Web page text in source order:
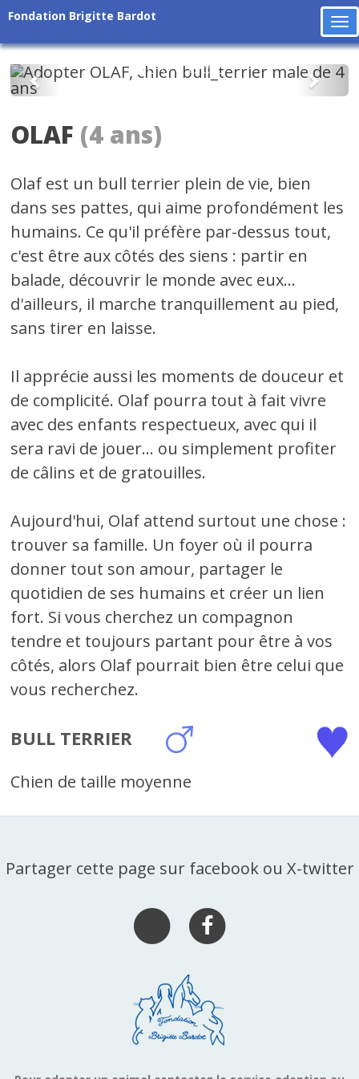
Fondation Brigitte Bardot
Précédent
OLAF (4 ans)
Olaf est un bull terrier plein de vie, bien
dans ses pattes, qui aime profondément les
humains. Ce qu'il préfère par-dessus tout,
c'est être aux côtés des siens : partir en
balade, découvrir le monde avec eux...
d'ailleurs, il marche tranquillement au pied,
sans tirer en laisse.
Il apprécie aussi les moments de douceur et
de complicité. Olaf pourra tout à fait vivre
avec des enfants respectueux, avec qui il
sera ravi de jouer... ou simplement profiter
de câlins et de gratouilles.
Aujourd'hui, Olaf attend surtout une chose :
trouver sa famille. Un foyer où il pourra
donner tout son amour, partager le
quotidien de ses humains et créer un lien
fort. Si vous cherchez un compagnon
tendre et toujours partant pour être à vos
côtés, alors Olaf pourrait bien être celui que
vous recherchez.
BULL TERRIER
Chien de taille moyenne
Partager cette page sur facebook ou X-twitter